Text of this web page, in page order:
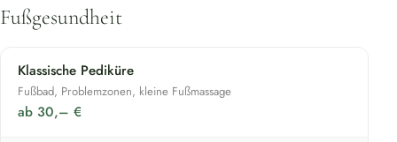
Fußgesundheit
Klassische Pediküre
Fußbad, Problemzonen, kleine Fußmassage
ab 30,– €